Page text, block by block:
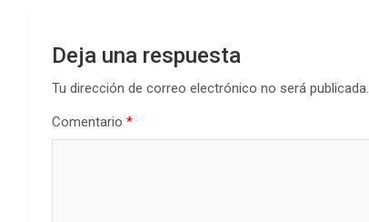
Deja una respuesta
Tu dirección de correo electrónico no será publicada.
Comentario *